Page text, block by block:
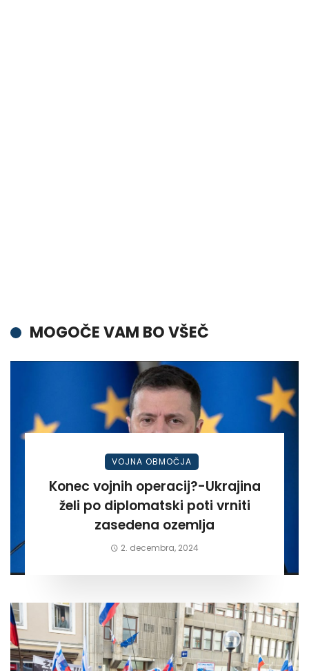
MOGOČE VAM BO VŠEČ
VOJNA OBMOČJA
Konec vojnih operacij?-Ukrajina
želi po diplomatski poti vrniti
zasedena ozemlja
2. decembra, 2024